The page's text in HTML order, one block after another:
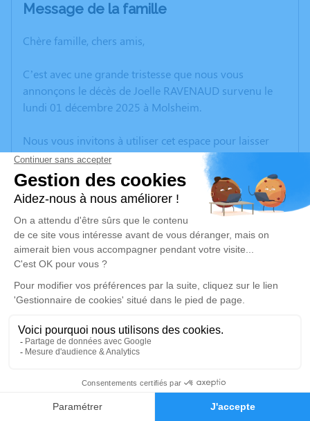
Faire-part Hommages
Message de la famille
Chère famille, chers amis,
C’est avec une grande tristesse que nous vous
annonçons le décès de Joelle RAVENAUD survenu le
lundi 01 décembre 2025 à Molsheim.
Nous vous invitons à utiliser cet espace pour laisser
vos condoléances, partager des photos souvenirs, une
anecdote ou exprimer vos pensées à travers des
poèmes ou des textes. Cet endroit est un lieu
d'expression dédié à honorer la mémoire de Joelle
RAVENAUD.
Cérémonie civile
Salle Moderne de Strasbourg
15 Rue de l'Ill
Je rends hommage